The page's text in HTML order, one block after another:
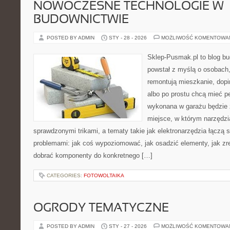
NOWOCZESNE TECHNOLOGIE W
BUDOWNICTWIE
POSTED BY ADMIN STY - 28 - 2026 MOŻLIWOŚĆ
Sklep-Pusmak.pl to blog
powstał z myślą o
remontują mieszkanie,
albo po prostu chcą mieć
wykonana w garażu będzie
miejsce, w którym
sprawdzonymi trikami, a tematy takie jak elektronarzędzia łączą
problemami: jak coś wypoziomować, jak osadzić elementy, jak
dobrać komponenty do konkretnego […]
CATEGORIES: FOTOWOLTAIKA
OGRODY TEMATYCZNE
POSTED BY ADMIN STY - 27 - 2026 MOŻLIWOŚĆ